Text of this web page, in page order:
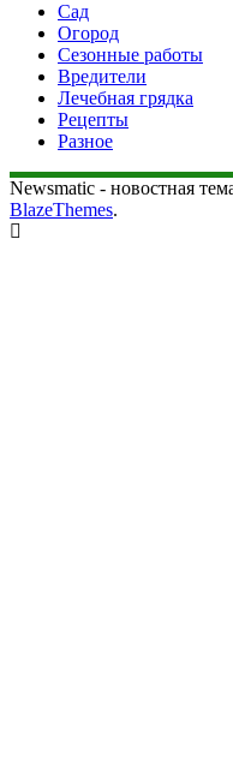
Сад
Огород
Сезонные работы
Вредители
Лечебная грядка
Рецепты
Разное
Newsmatic - новостная
BlazeThemes.